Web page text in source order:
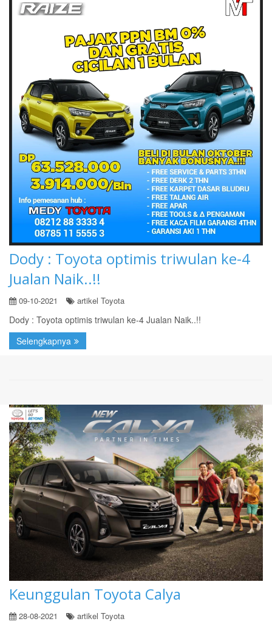
Dody : Toyota optimis triwulan ke-4
Jualan Naik..!!
09-10-2021 artikel Toyota
Dody : Toyota optimis triwulan ke-4 Jualan Naik..!!
Selengkapnya
Keunggulan Toyota Calya
28-08-2021
artikel Toyota